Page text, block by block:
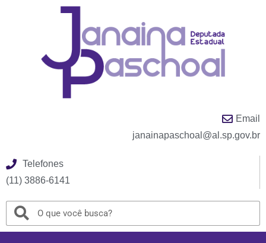
Email
janainapaschoal@al.sp.gov.br
Telefones
(11) 3886-6141